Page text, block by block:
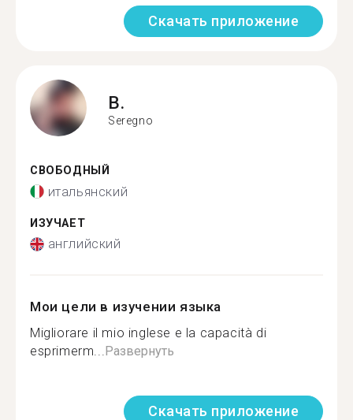
Скачать приложение
B.
Seregno
СВОБОДНЫЙ
итальянский
ИЗУЧАЕТ
английский
Мои цели в изучении языка
Migliorare il mio inglese e la capacità di
esprimerm...Развернуть
Скачать приложение